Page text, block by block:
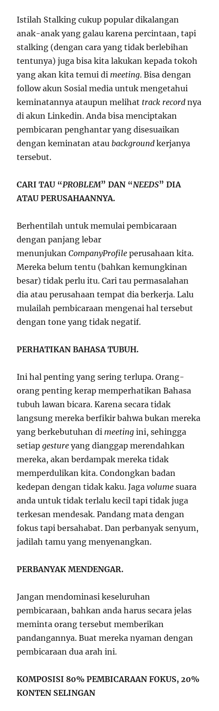
Istilah Stalking cukup popular dikalangan
anak-anak yang galau karena percintaan, tapi
stalking (dengan cara yang tidak berlebihan
tentunya) juga bisa kita lakukan kepada tokoh
yang akan kita temui di meeting. Bisa dengan
follow akun Sosial media untuk mengetahui
keminatannya ataupun melihat track recordnya
di akun Linkedin. Anda bisa menciptakan
pembicaran penghantar yang disesuaikan
dengan keminatan atau background kerjanya
tersebut.
CARI TAU “PROBLEM” DAN “NEEDS” DIA
ATAU PERUSAHAANNYA.
Berhentilah untuk memulai pembicaraan
dengan panjang lebar
menunjukanCompanyProfile perusahaan kita.
Mereka belum tentu (bahkan kemungkinan
besar) tidak perlu itu. Cari tau permasalahan
dia atau perusahaan tempat dia berkerja. Lalu
mulailah pembicaraan mengenai hal tersebut
dengan tone yang tidak negatif.
PERHATIKAN BAHASA TUBUH.
Ini hal penting yang sering terlupa. Orang-
orang penting kerap memperhatikan Bahasa
tubuh lawan bicara. Karena secara tidak
langsung mereka berfikir bahwa bukan mereka
yang berkebutuhan di meeting ini, sehingga
setiapgesture yang dianggap merendahkan
mereka, akan berdampak mereka tidak
memperdulikan kita. Condongkan badan
kedepan dengan tidak kaku. Jagavolume suara
anda untuk tidak terlalu kecil tapi tidak juga
terkesan mendesak. Pandang mata dengan
fokus tapi bersahabat. Dan perbanyak senyum,
jadilah tamu yang menyenangkan.
PERBANYAK MENDENGAR.
Jangan mendominasi keseluruhan
pembicaraan, bahkan anda harus secara jelas
meminta orang tersebut memberikan
pandangannya. Buat mereka nyaman dengan
pembicaraan dua arah ini.
KOMPOSISI 80% PEMBICARAAN FOKUS, 20%
KONTEN SELINGAN